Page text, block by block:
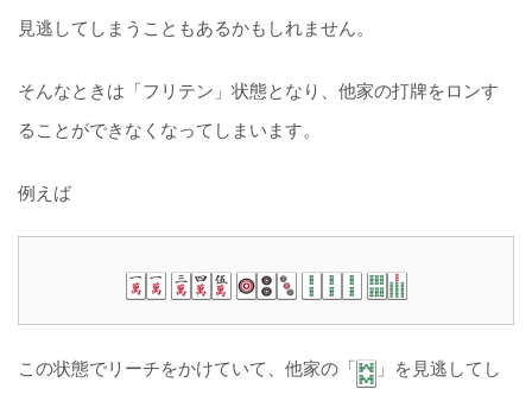
見逃してしまうこともあるかもしれません。
そんなときは「フリテン」状態となり、他家の打牌をロンす
ることができなくなってしまいます。
例えば
この状態でリーチをかけていて、他家の「
」を見逃してし